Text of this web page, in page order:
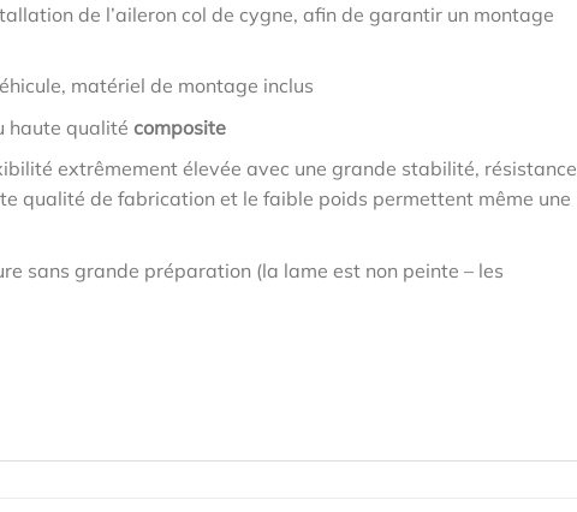
de l’aileron col de cygne, afin de garantir un montage
matériel de montage inclus
haute qualité composite
extrêmement élevée avec une grande stabilité, résistance
qualité de fabrication et le faible poids permettent même une
sans grande préparation (la lame est non peinte – les